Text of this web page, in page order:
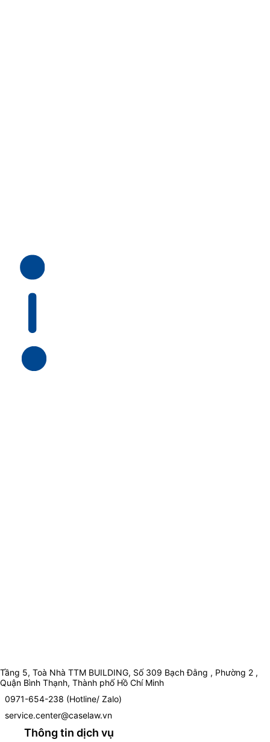
Tầng 5, Toà Nhà TTM BUILDING, Số 309 Bạch Đằng , Phường 2 ,
Quận Bình Thạnh, Thành phố Hồ Chí Minh
0971-654-238 (Hotline/ Zalo)
service.center@caselaw.vn
Thông tin dịch vụ